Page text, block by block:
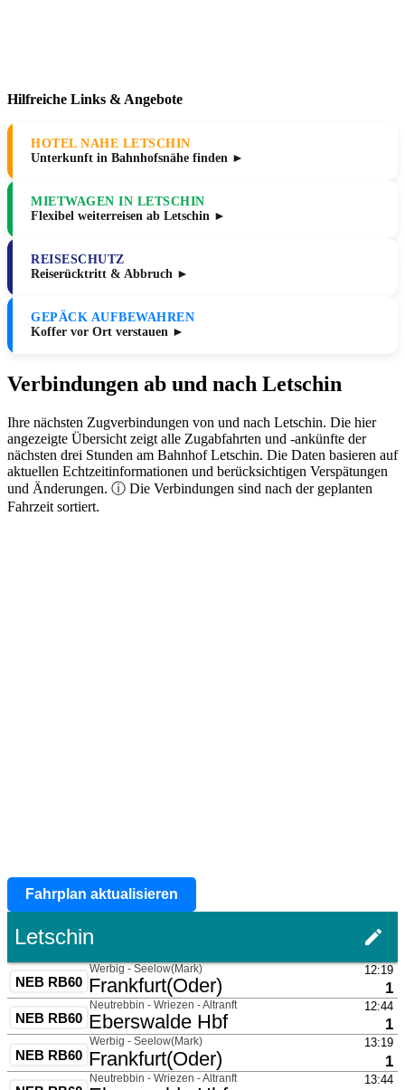
Hilfreiche Links & Angebote
HOTEL NAHE LETSCHIN
Unterkunft in Bahnhofsnähe finden ►
MIETWAGEN IN LETSCHIN
Flexibel weiterreisen ab Letschin ►
REISESCHUTZ
Reiserücktritt & Abbruch ►
GEPÄCK AUFBEWAHREN
Koffer vor Ort verstauen ►
Verbindungen ab und nach Letschin
Ihre nächsten Zugverbindungen von und nach Letschin. Die hier
angezeigte Übersicht zeigt alle Zugabfahrten und -ankünfte der
nächsten drei Stunden am Bahnhof Letschin. Die Daten basieren auf
aktuellen Echtzeitinformationen und berücksichtigen Verspätungen
und Änderungen. ⓘ Die Verbindungen sind nach der geplanten
Fahrzeit sortiert.
Fahrplan aktualisieren